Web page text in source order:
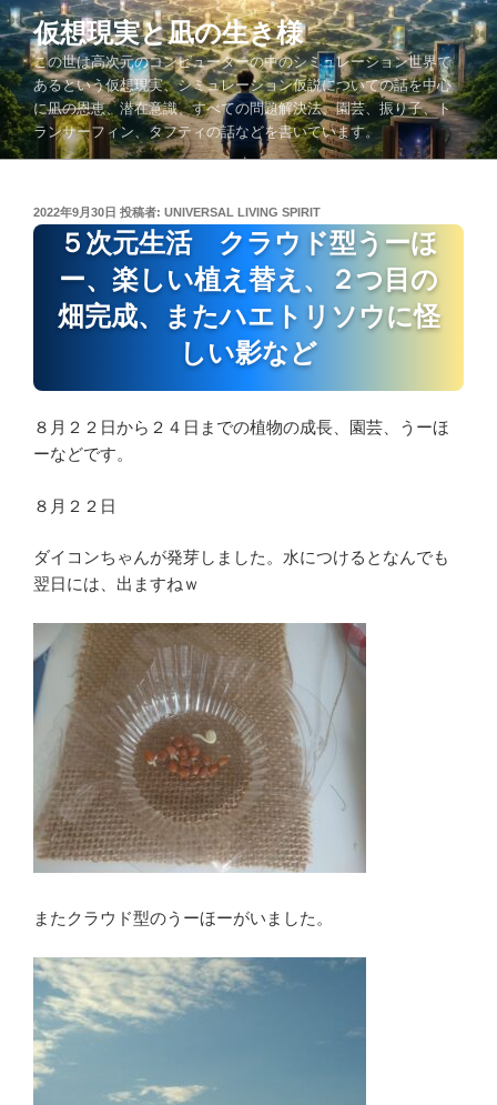
コ
ン
テ
ン
ツ
へ
仮想現実と凪の生き様
この世は高次元のコンピューターの中のシミュレーション世界で
あるという仮想現実、シミュレーション仮説についての話を中心
に凪の恩恵、潜在意識、すべての問題解決法、園芸、振り子、ト
ランサーフィン、タフティの話などを書いています。
投
稿
2022年9月30日 投稿者: UNIVERSAL LIVING SPIRIT
５次元生活 クラウド型うーほ
ー、楽しい植え替え、２つ目の
畑完成、またハエトリソウに怪
しい影など
８月２２日から２４日までの植物の成長、園芸、うーほ
ーなどです。
８月２２日
ダイコンちゃんが発芽しました。水につけるとなんでも
翌日には、出ますねｗ
またクラウド型のうーほーがいました。